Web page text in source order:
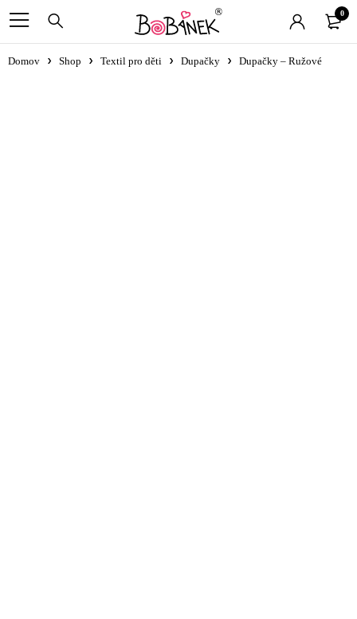
0
Domov Shop Textil pro děti Dupačky Dupačky – Ružové